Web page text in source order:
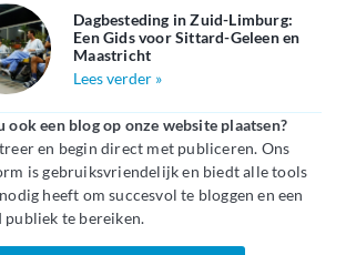
Dagbesteding in Zuid-Limburg:
Een Gids voor Sittard-Geleen en
Maastricht
Lees verder »
ook een blog op onze website plaatsen?
en begin direct met publiceren. Ons
is gebruiksvriendelijk en biedt alle tools
heeft om succesvol te bloggen en een
publiek te bereiken.